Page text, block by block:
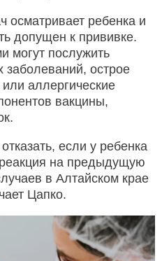
осматривает ребенка и
допущен к прививке.
могут послужить
заболеваний, острое
аллергические
вакцины,
если у ребенка
на предыдущую
в Алтайском крае
Цапко.